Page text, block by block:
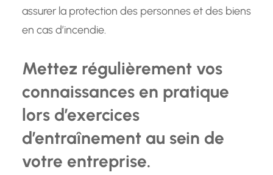
assurer la protection des personnes et des biens
en cas d’incendie.
Mettez régulièrement vos
connaissances en pratique
lors d’exercices
d’entraînement au sein de
votre entreprise.